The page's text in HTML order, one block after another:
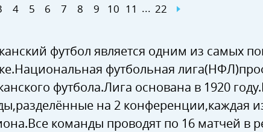
4 5 6 7 8 9 10 11 ... 22
футбол является одним из самых
футбольная
футбола.Лига основана в 1920
на 2 конференции,каждая
команды проводят по 16 матчей в